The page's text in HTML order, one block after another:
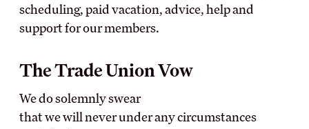
DIN LÖN
OB-tillägg
Pension
Ungdomslöner
Join us
scheduling, paid vacation, advice, help and
support for our members.
The Trade Union Vow
We do solemnly swear
that we will never under any circumstances